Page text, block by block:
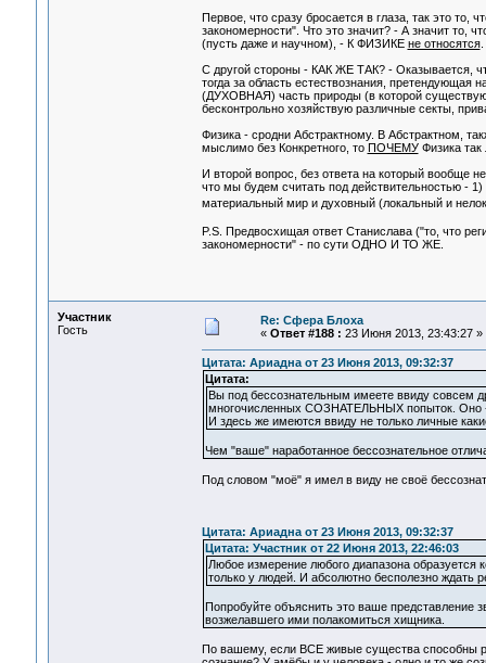
Первое, что сразу бросается в глаза, так это
закономерности". Что это значит? - А значит то,
(пусть даже и научном), - К ФИЗИКЕ не относятся.
С другой стороны - КАК ЖЕ ТАК? - Оказывается,
тогда за область естествознания, претендующая
(ДУХОВНАЯ) часть природы (в которой
бесконтрольно хозяйствую различные секты,
Физика - сродни Абстрактному. В Абстрактном,
мыслимо без Конкретного, то ПОЧЕМУФизика так
И второй вопрос, без ответа на который вообще
что мы будем считать под действительностью -
материальный мир и духовный (локальный и
P.S. Предвосхищая ответ Станислава ("то, что
закономерности" - по сути ОДНО И ТО ЖЕ.
Участник
Гость
Re: Сфера Блоха
« Ответ #188 : 23 Июня 2013, 23:43:27 »
Цитата: Ариадна от 23 Июня 2013, 09:32:37
Цитата:
Вы под бессознательным имеете ввиду совсем
многочисленных СОЗНАТЕЛЬНЫХ попыток. Оно
И здесь же имеются ввиду не только личные
Чем "ваше" наработанное бессознательное
Под словом "моё" я имел в виду не своё
Цитата: Ариадна от 23 Июня 2013, 09:32:37
Цитата: Участник от 22 Июня 2013, 22:46:03
Любое измерение любого диапазона образуется
только у людей. И абсолютно бесполезно ждать
Попробуйте объяснить это ваше представление
возжелавшего ими полакомиться хищника.
По вашему, если ВСЕ живые существа способны